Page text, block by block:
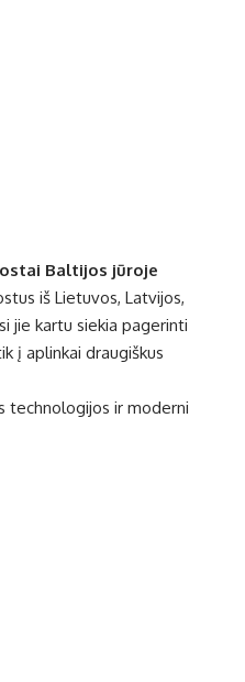
Baltijos jūroje
iš Lietuvos, Latvijos,
jie kartu siekia pagerinti
į aplinkai draugiškus
technologijos ir moderni